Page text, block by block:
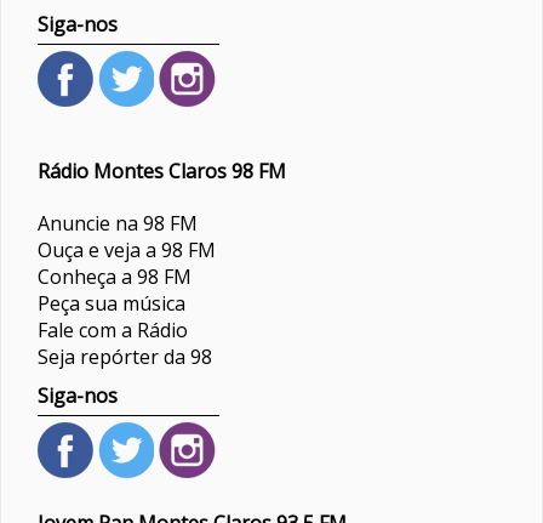
Siga-nos
Rádio Montes Claros 98 FM
Anuncie na 98 FM
Ouça e veja a 98 FM
Conheça a 98 FM
Peça sua música
Fale com a Rádio
Seja repórter da 98
Siga-nos